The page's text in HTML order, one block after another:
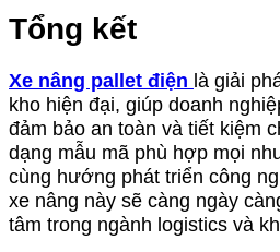
Tổng kết
Xe nâng pallet điện là giải
kho hiện đại, giúp doanh
đảm bảo an toàn và tiết kiệm
dạng mẫu mã phù hợp mọi
cùng hướng phát triển công
xe nâng này sẽ càng ngày
tâm trong ngành logistics và